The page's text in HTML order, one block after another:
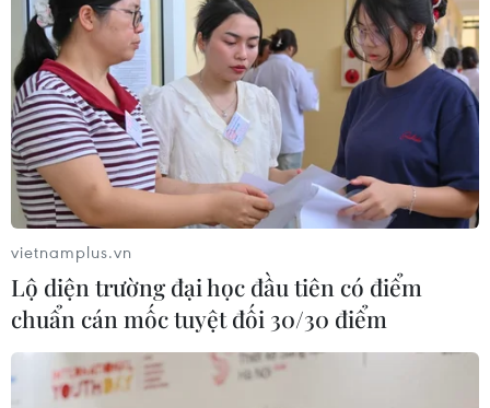
vietnamplus.vn
Lộ diện trường đại học đầu tiên có điểm
chuẩn cán mốc tuyệt đối 30/30 điểm